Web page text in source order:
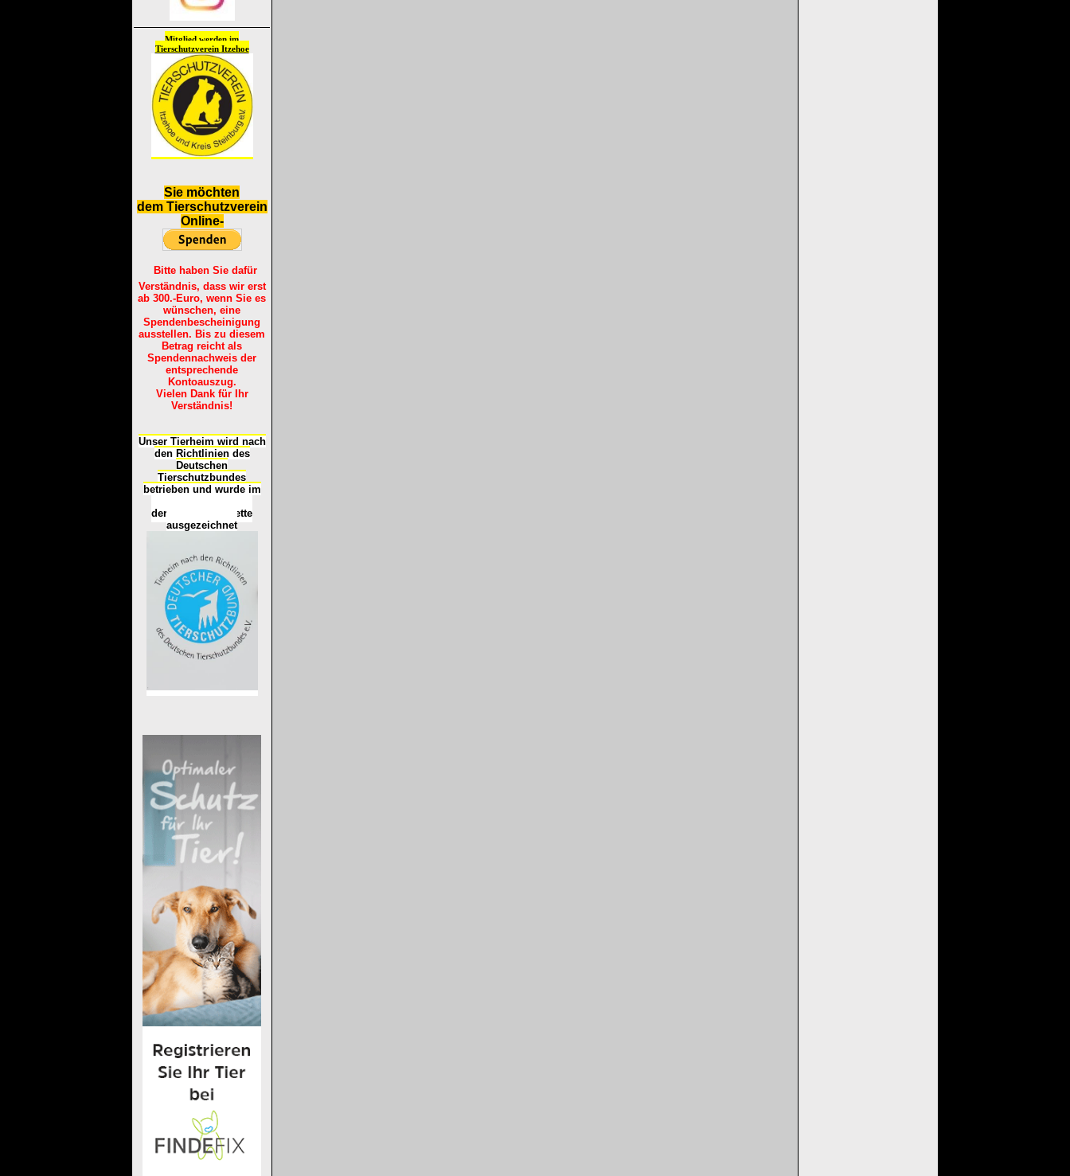
Mitglied werden im
Tierschutzverein Itzehoe
Sie möchten
dem Tierschutzverein
Online-
Bitte haben Sie dafür
Verständnis, dass wir erst
ab 300.-Euro, wenn Sie es
wünschen, eine
Spendenbescheinigung
ausstellen. Bis zu diesem
Betrag reicht als
Spendennachweis der
entsprechende
Kontoauszug.
Vielen Dank für Ihr
Verständnis!
Unser Tierheim wird nach
den Richtlinien des
Deutschen
Tierschutzbundes
betrieben und wurde im
der
Tierheimplakette
ausgezeichnet